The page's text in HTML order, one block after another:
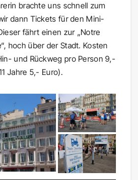
brachte uns schnell zum
dann Tickets für den Mini-
fährt einen zur „Notre
hoch über der Stadt. Kosten
und Rückweg pro Person 9,-
Jahre 5,- Euro).